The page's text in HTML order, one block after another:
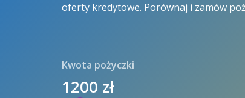
oferty kredytowe. Porównaj i zamów
Kwota pożyczki
1200 zł